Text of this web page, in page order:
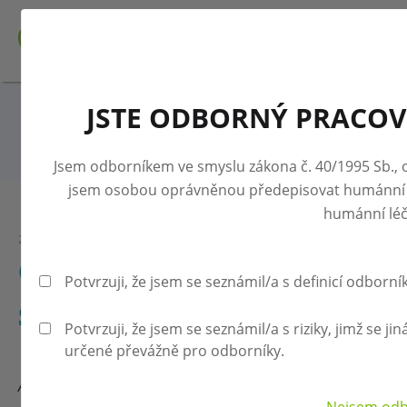
29.11.2023
OČKOVÁNÍ PROTI CHŘIPCE:
SEZÓNA 2023/2024
Aktualizováno: 29. 11. 2023.
JSTE ODBORNÝ
Jsem odborníkem ve smyslu zákona č. 40/1995
jsem osobou oprávněnou předepisovat
humánní
Potvrzuji, že jsem se seznámil/a s definicí
Potvrzuji, že jsem se seznámil/a s riziky, jimž se
určené převážně pro odborníky.